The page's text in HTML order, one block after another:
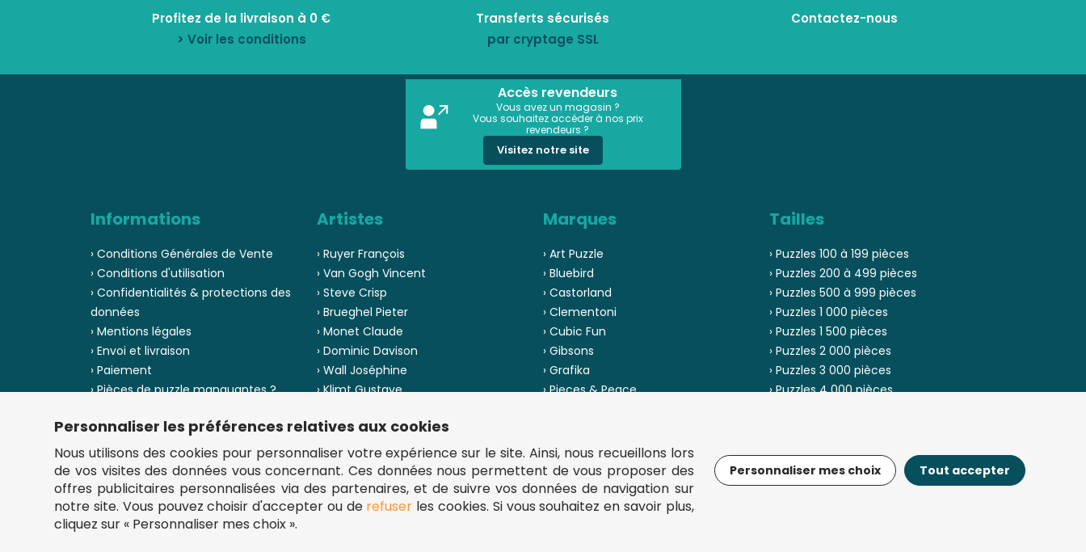
Profitez de la livraison à 0 €
> Voir les conditions
Transferts sécurisés
par cryptage SSL
Contactez-nous
Accès revendeurs
Vous avez un magasin ?
Vous souhaitez accéder à nos prix
revendeurs ?
Visitez notre site
Informations
› Conditions Générales de Vente
› Conditions d'utilisation
› Confidentialités & protections des
données
› Mentions légales
› Envoi et livraison
› Paiement
› Pièces de puzzle manquantes ?
› Plan du site
Artistes
› Ruyer François
› Van Gogh Vincent
› Steve Crisp
› Brueghel Pieter
› Monet Claude
› Dominic Davison
› Wall Joséphine
› Klimt Gustave
› Voir tous les artistes
Marques
› Art Puzzle
› Bluebird
› Castorland
› Clementoni
› Cubic Fun
› Gibsons
› Grafika
› Pieces & Peace
Tailles
› Puzzles 100 à 199 pièces
› Puzzles 200 à 499 pièces
› Puzzles 500 à 999 pièces
› Puzzles 1 000 pièces
› Puzzles 1 500 pièces
› Puzzles 2 000 pièces
› Puzzles 3 000 pièces
› Puzzles 4 000 pièces
** Frais d'envoi = 6,95 € (France) / gratuit à partir de 45 €.
Personnaliser les préférences relatives aux cookies
Nous utilisons des cookies pour personnaliser votre expérience sur le site. Ainsi, nous recueillons lors
de vos visites des données vous concernant. Ces données nous permettent de vous proposer des
offres publicitaires personnalisées via des partenaires, et de suivre vos données de navigation sur
notre site. Vous pouvez choisir d'accepter ou de refuser les cookies. Si vous souhaitez en savoir plus,
cliquez sur « Personnaliser mes choix ».
Personnaliser mes choix Tout accepter